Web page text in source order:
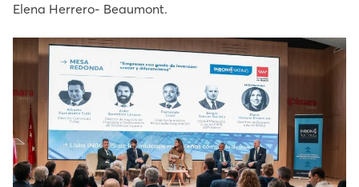
Elena Herrero- Beaumont.